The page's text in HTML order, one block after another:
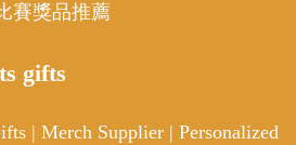
賽獎品推薦
gifts
| Merch Supplier | Personalized